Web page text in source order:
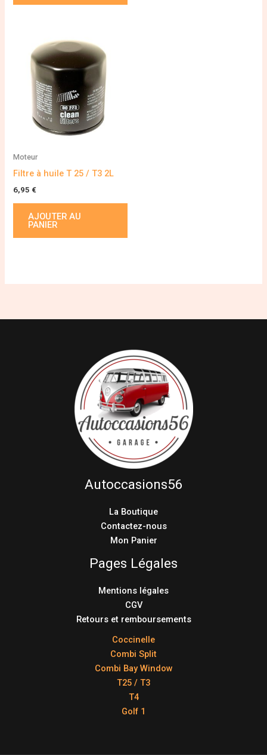
Moteur
Filtre à huile T 25 / T3 2L
6,95 €
AJOUTER AU
PANIER
Autoccasions56
La Boutique
Contactez-nous
Mon Panier
Pages Légales
Mentions légales
CGV
Retours et remboursements
Coccinelle
Combi Split
Combi Bay Window
T25 / T3
T4
Golf 1